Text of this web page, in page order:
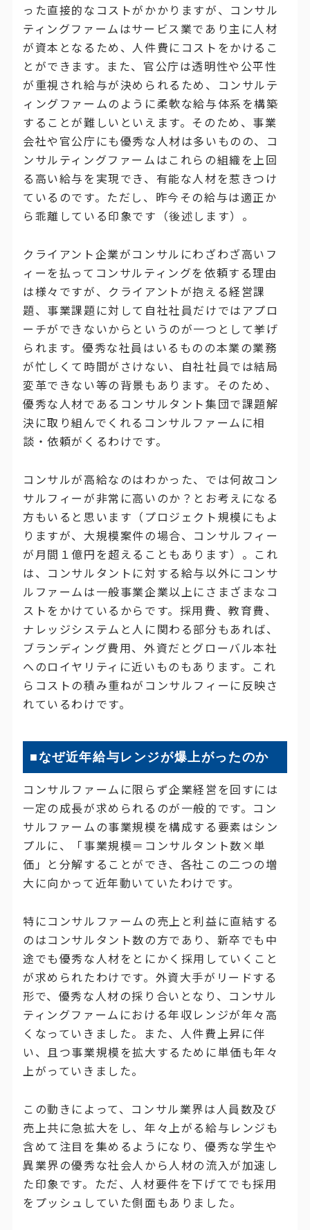
った直接的なコストがかかりますが、コンサル
ティングファームはサービス業であり主に人材
が資本となるため、人件費にコストをかけるこ
とができます。また、官公庁は透明性や公平性
が重視され給与が決められるため、コンサルテ
ィングファームのように柔軟な給与体系を構築
することが難しいといえます。そのため、事業
会社や官公庁にも優秀な人材は多いものの、コ
ンサルティングファームはこれらの組織を上回
る高い給与を実現でき、有能な人材を惹きつけ
ているのです。ただし、昨今その給与は適正か
ら乖離している印象です（後述します）。
クライアント企業がコンサルにわざわざ高いフ
ィーを払ってコンサルティングを依頼する理由
は様々ですが、クライアントが抱える経営課
題、事業課題に対して自社社員だけではアプロ
ーチができないからというのが一つとして挙げ
られます。優秀な社員はいるものの本業の業務
が忙しくて時間がさけない、自社社員では結局
変革できない等の背景もあります。そのため、
優秀な人材であるコンサルタント集団で課題解
決に取り組んでくれるコンサルファームに相
談・依頼がくるわけです。
コンサルが高給なのはわかった、では何故コン
サルフィーが非常に高いのか？とお考えになる
方もいると思います（プロジェクト規模にもよ
りますが、大規模案件の場合、コンサルフィー
が月間１億円を超えることもあります）。これ
は、コンサルタントに対する給与以外にコンサ
ルファームは一般事業企業以上にさまざまなコ
ストをかけているからです。採用費、教育費、
ナレッジシステムと人に関わる部分もあれば、
ブランディング費用、外資だとグローバル本社
へのロイヤリティに近いものもあります。これ
らコストの積み重ねがコンサルフィーに反映さ
れているわけです。
■なぜ近年給与レンジが爆上がったのか
コンサルファームに限らず企業経営を回すには
一定の成長が求められるのが一般的です。コン
サルファームの事業規模を構成する要素はシン
プルに、「事業規模＝コンサルタント数×単
価」と分解することができ、各社この二つの増
大に向かって近年動いていたわけです。
特にコンサルファームの売上と利益に直結する
のはコンサルタント数の方であり、新卒でも中
途でも優秀な人材をとにかく採用していくこと
が求められたわけです。外資大手がリードする
形で、優秀な人材の採り合いとなり、コンサル
ティングファームにおける年収レンジが年々高
くなっていきました。また、人件費上昇に伴
い、且つ事業規模を拡大するために単価も年々
上がっていきました。
この動きによって、コンサル業界は人員数及び
売上共に急拡大をし、年々上がる給与レンジも
含めて注目を集めるようになり、優秀な学生や
異業界の優秀な社会人から人材の流入が加速し
た印象です。ただ、人材要件を下げてでも採用
をプッシュしていた側面もありました。